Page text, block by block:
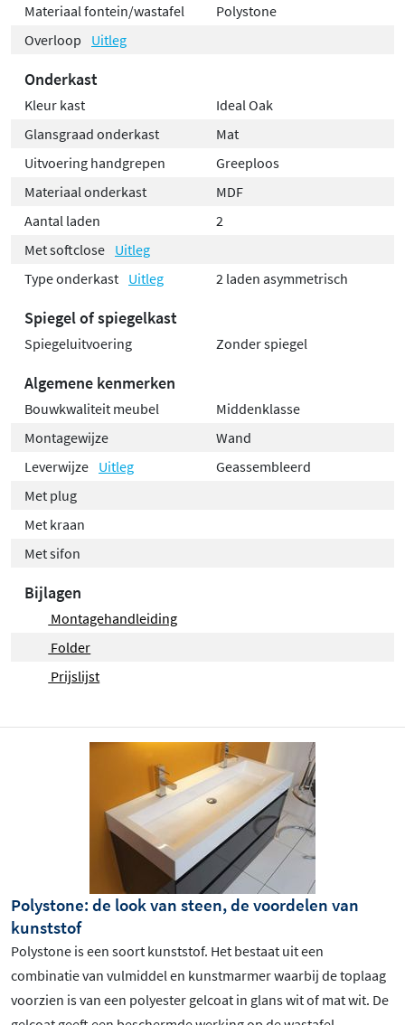
Materiaal fontein/wastafel
Polystone
Overloop
Uitleg
Onderkast
Kleur kast
Ideal Oak
Glansgraad onderkast
Mat
Uitvoering handgrepen
Greeploos
Materiaal onderkast
MDF
Aantal laden
2
Met softclose Uitleg
Type onderkast Uitleg 2 laden asymmetrisch
Spiegel of spiegelkast
Spiegeluitvoering Zonder spiegel
Algemene kenmerken
Bouwkwaliteit meubel
Middenklasse
Montagewijze
Wand
Leverwijze Uitleg
Geassembleerd
Met plug
Met kraan
Met sifon
Bijlagen
Montagehandleiding
Folder
Prijslijst
Polystone: de look van steen, de voordelen van
kunststof
Polystone is een soort kunststof. Het bestaat uit een
combinatie van vulmiddel en kunstmarmer waarbij de toplaag
voorzien is van een polyester gelcoat in glans wit of mat wit. De